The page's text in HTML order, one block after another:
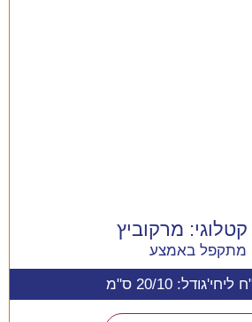
מרקוביץ
מתקפל באמצע
גודל: 20/10 ס"מ